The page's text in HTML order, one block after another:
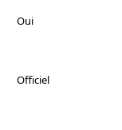
Oui
Officiel